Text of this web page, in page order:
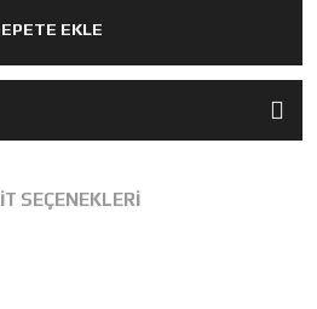
EKLE
SEÇENEKLERİ